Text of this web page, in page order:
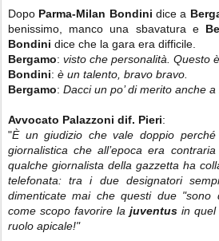
Dopo Parma-Milan Bondini dice a
benissimo, manco una sbavatura e
Bondini dice che la gara era difficile.
Bergamo: visto che personalità. Questo
Bondini: è un talento, bravo bravo.
Bergamo: Dacci un po’ di merito anche
Avvocato Palazzoni dif. Pieri:
"È un giudizio che vale doppio
giornalistica che all’epoca era
qualche giornalista della gazzetta ha
telefonata: tra i due designatori
dimenticate mai che questi due "sono
come scopo favorire la juventus in quel
ruolo apicale!"